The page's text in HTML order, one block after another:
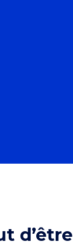
d’être